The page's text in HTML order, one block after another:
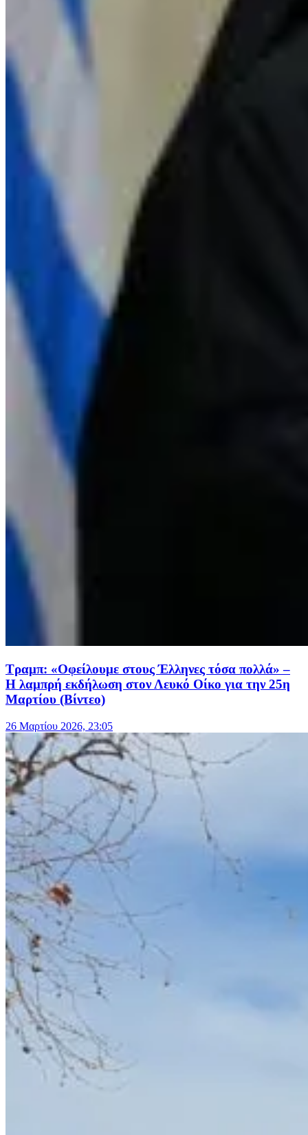
Τραμπ: «Οφείλουμε στους Έλληνες τόσα πολλά» –
Η λαμπρή εκδήλωση στον Λευκό Οίκο για την 25η
Μαρτίου (Βίντεο)
26 Μαρτίου 2026, 23:05